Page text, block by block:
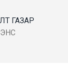
ГАЗАР